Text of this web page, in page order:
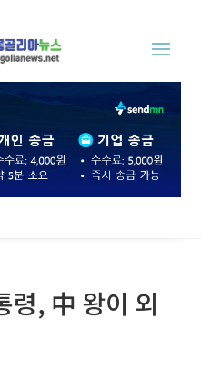
령, 中 왕이 외